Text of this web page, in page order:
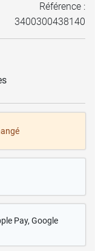
Référence :
3400300438140
Pay, Google